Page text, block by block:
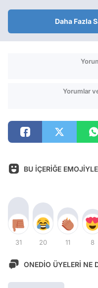
Daha Fazla
Yorumlar
BU İÇERİĞE
31 20 11 8
ONEDİO ÜYELERİ NE